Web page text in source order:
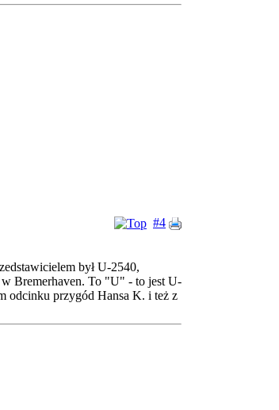
#4
był U-2540,
Bremerhaven. To "U" - to jest U-
odcinku przygód Hansa K. i też z